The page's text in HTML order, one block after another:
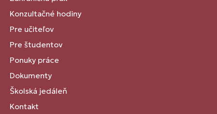
Konzultačné hodiny
Pre učiteľov
Pre študentov
Ponuky práce
Dokumenty
Školská jedáleň
Kontakt